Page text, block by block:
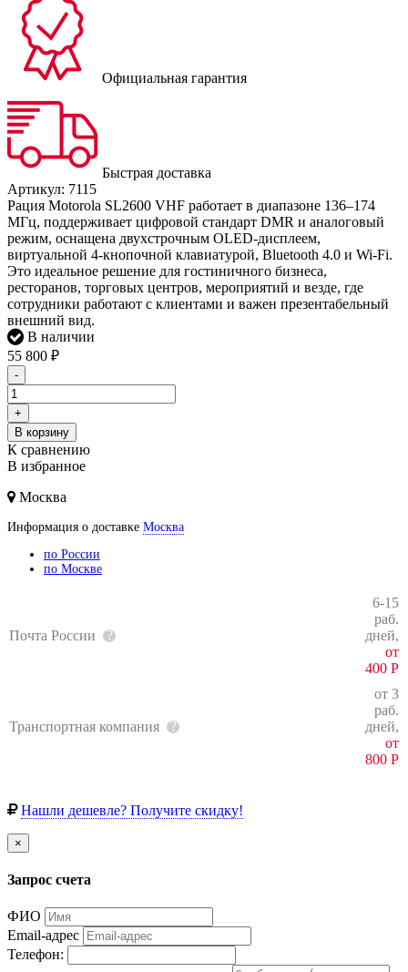
Официальная гарантия
Быстрая доставка
Артикул: 7115
Рация Motorola SL2600 VHF работает в диапазоне 136–174
МГц, поддерживает цифровой стандарт DMR и аналоговый
режим, оснащена двухстрочным OLED-дисплеем,
виртуальной 4-кнопочной клавиатурой, Bluetooth 4.0 и Wi-Fi.
Это идеальное решение для гостиничного бизнеса,
ресторанов, торговых центров, мероприятий и везде, где
сотрудники работают с клиентами и важен презентабельный
внешний вид.
В наличии
55 800 ₽
-
+
В корзину
К сравнению
В избранное
Москва
Информация о доставке Москва
по России
по Москве
Почта России
6-15
раб.
дней,
от
400 Р
Транспортная компания
от 3
раб.
дней,
от
800 Р
Нашли дешевле? Получите скидку!
×
Запрос счета
ФИО
Email-адрес
Телефон: